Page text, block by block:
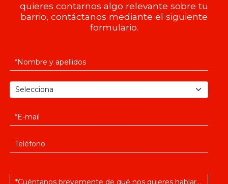
quieres contarnos algo relevante sobre tu
barrio, contáctanos mediante el siguiente
formulario.